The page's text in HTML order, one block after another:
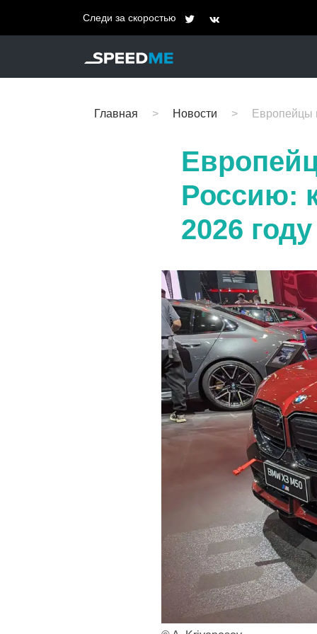
Следи за скоростью
Главная Новости Европейцы
Россию:
2026 году